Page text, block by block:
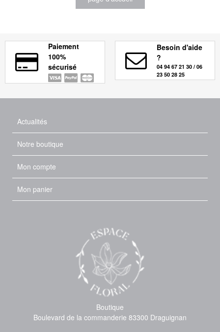
Paiement
100%
sécurisé
Besoin d'aide
?
04 94 67 21 30 / 06
23 50 28 25
Actualités
Notre boutique
Mon compte
Mon panier
Boutique
Boulevard de la commanderie 83300 Draguignan